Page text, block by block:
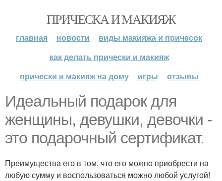
ПРИЧЕСКА И МАКИЯЖ
главная новости
виды макияжа и причесок
как делать прически и макияж
прически и макияж на дому
игры отзывы
Идеальный подарок для
женщины, девушки, девочки -
это подарочный сертификат.
Преимущества его в том, что его можно приобрести на
любую сумму и воспользоваться можно любой услугой!